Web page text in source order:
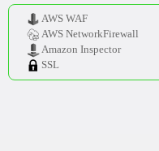
AWS WAF
AWS NetworkFirewall
Amazon Inspector
SSL